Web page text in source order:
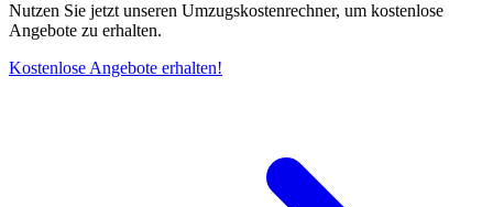
Nutzen Sie jetzt unseren Umzugskostenrechner, um kostenlose
Angebote zu erhalten.
Kostenlose Angebote erhalten!